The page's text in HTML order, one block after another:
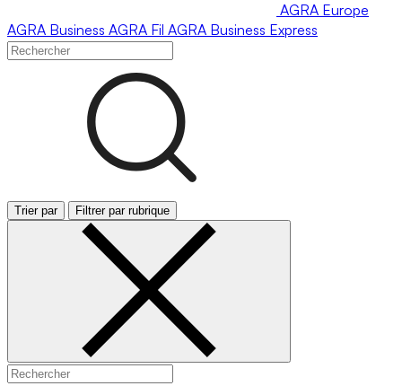
AGRA Europe
AGRA Business AGRA Fil AGRA Business Express
Trier par Filtrer par rubrique